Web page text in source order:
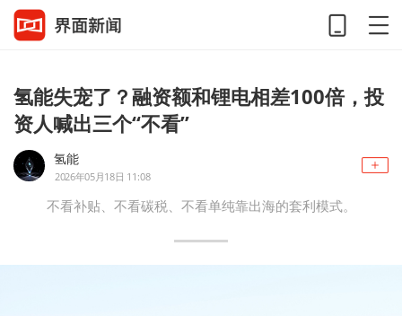
氢能失宠了？融资额和锂电相差100倍，投
资人喊出三个“不看”
氢能
2026年05月18日 11:08
不看补贴、不看碳税、不看单纯靠出海的套利模式。